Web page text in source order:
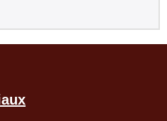
famille Kermorvant a passé un
inoubliable du Sud au Nord
: Mr Loric CURE et ses